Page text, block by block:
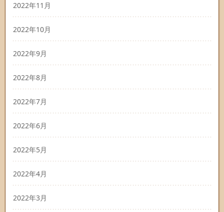
2022年11月
2022年10月
2022年9月
2022年8月
2022年7月
2022年6月
2022年5月
2022年4月
2022年3月